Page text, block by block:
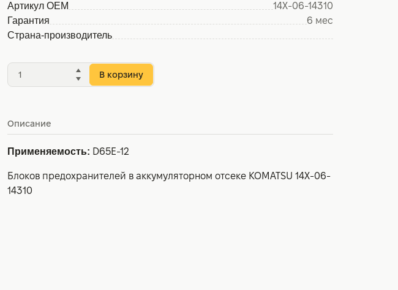
Артикул OEM
14X-06-14310
Гарантия
6 мес
Страна-производитель
В корзину
Описание
Применяемость: D65E-12
Блоков предохранителей в аккумуляторном отсеке KOMATSU 14X-06-
14310